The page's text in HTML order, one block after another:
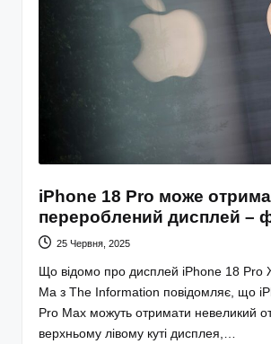
iPhone 18 Pro може
перероблений дисплей –
25 Червня, 2025
Що відомо про дисплей iPhone 18 Pro
Ма з The Information повідомляє, що
Pro Max можуть отримати невеликий
верхньому лівому куті дисплея,…